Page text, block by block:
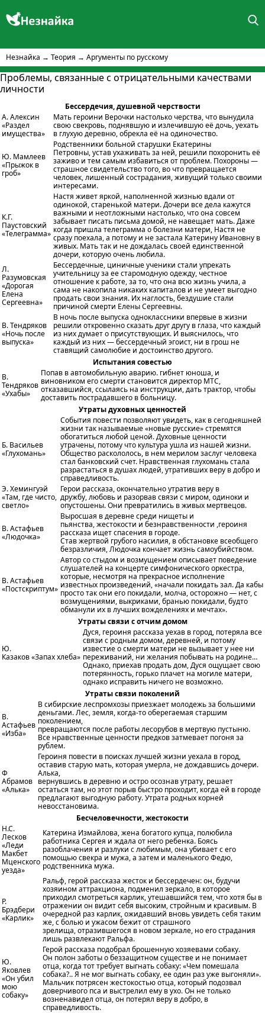
Незнайка → Теория → Аргументы по русскому
Проблемы, связанные с отрицательными качествами
личности
Бессердечия, душевной черствости
А. Алексин
«Раздел
имущества»
Мать героини Верочки настолько черства, что вынудила
свою свекровь, поднявшую и излечившую её дочь, уехать
в глухую деревню, обрекла её на одиночество.
Ю. Мамлеев
«Прыжок в
гроб»
Родственники больной старушки Екатерины
Петровны, устав ухаживать за ней, решили похоронить её
заживо и тем самым избавиться от проблем. Похороны —
страшное свидетельство того, во что превращается
человек, лишенный сострадания, живущий только своими
интересами.
К.Г.
Паустовский
«Телеграмма»
Настя живет яркой, наполненной жизнью вдали от
одинокой, старенькой матери. Дочери все дела кажутся
важными и неотложными настолько, что она совсем
забывает писать письма домой, не навещает мать. Даже
когда пришла телеграмма о болезни матери, Настя не
сразу поехала, а потому и не застала Катерину Ивановну в
живых. Мать так и не дождалась своей единственной
дочери, которую очень любила.
Л.
Разумовская
«Дорогая
Елена
Сергеевна»
Бессердечные, циничные ученики стали упрекать
учительницу за ее старомодную одежду, честное
отношение к работе, за то, что она всю жизнь учила, а
сама не накопила никаких капиталов и не умеет выгодно
продать свои знания. Их наглость, бездушие стали
причиной смерти Елены Сергеевны.
В. Тендряков
«Ночь после
выпуска»
В ночь после выпуска одноклассники впервые в жизни
решили откровенно сказать друг другу в глаза, что каждый
из них думает о присутствующих. И выяснилось, что
каждый из них — бессердечный эгоист, ни в грош не
ставящий самолюбие и достоинство другого.
Испытания совестью
В.
Тендряков
«Ухабы»
Попав в автомобильную аварию. гибнет юноша, и
виновником его смерти становится директор МТС,
отказавшийся, ссылаясь на инструкции, дать трактор, чтобы
доставить пострадавшего в больницу.
Утраты духовных ценностей
Б. Васильев
«Глухомань»
События повести позволяют увидеть, как в сегодняшней
жизни так называемые «новые русские» стремятся
обогатиться любой ценой. Духовные ценности
утрачены, потому что культура ушла из нашей жизни.
Общество раскололось, в нем мерилом заслуг человека
стал банковский счет. Нравственная глухомань стала
разрастаться в душах людей, утративших веру в добро и
справедливость.
Э. Хемингуэй
«Там, где чисто,
светло»
Герои рассказа, окончательно утратив веру в
дружбу, любовь и разорвав связи с миром, одиноки и
опустошены. Они превратились в живых мертвецов.
В. Астафьев
«Людочка»
Выросшая в деревне среди нищеты и
пьянства, жестокости и безнравственности ,героиня
рассказа ищет спасения в городе.
Став жертвой грубого насилия, в обстановке всеобщего
безразличия, Людочка кончает жизнь самоубийством.
В. Астафьев
«Постскриптум»
Автор со стыдом и возмущением описывает поведение
слушателей на концерте симфонического оркестра,
которые, несмотря на прекрасное исполнение
известных произведений, «начали покидать зал. Да кабы
просто так они его покидали, молча, осторожно — нет, с
возмущениями, выкриками, бранью покидали, будто
обманули их в лучших вожделениях и мечтах».
Утраты связи с отчим домом
Ю.
Казаков «Запах хлеба»
Дуся, героиня рассказа уехав в город, потеряла все
связи с родным домом, деревней, и потому
известие о смерти матери не вызывает у нее ни
переживаний, ни желания побывать на родине…
Однако, приехав продать дом, Дуся ощущает свою
потерянность, горько плачет на могиле матери,
однако исправить ничего не возможно.
Утраты связи поколений
В.
Астафьев
«Изба»
В сибирские леспромхозы приезжает молодежь за большими
деньгами. Лес, земля, когда-то оберегаемая старшим
поколением,
превращаются после работы лесорубов в мертвую пустыню.
Все нравственные ценности предков затмевает погоня за
рублем.
Ф
Абрамов
«Алька»
Героиня повести в поисках лучшей жизни уехала в город,
оставив старую мать, которая умерла, не дождавшись дочери.
Алька,
вернувшись в деревню и остро осознав утрату, решает
остаться там, но этот порыв быстро проходит, когда ей в городе
предлагают выгодную работу. Утрата родных корней
невосстановима.
Бесчеловечности, жестокости
Н.С.
Лесков
«Леди
Макбет
Мценского
уезда»
Катерина Измайлова, жена богатого купца, полюбила
работника Сергея и ждала от него ребенка. Боясь
разоблачения и разлуки с любимым, она убивает с его
помощью свекра и мужа, а затем и маленького Федю,
родственника мужа.
Р.
Брэдбери
«Карлик»
Ральф, герой рассказа жесток и бессердечен: он, будучи
хозяином аттракциона, подменил зеркало, в которое
приходил смотреться карлик, утешавшийся тем, что хотя бы в
отражении он видит себя высоким, стройным и красивым. В
очередной раз карлик, ожидавший вновь увидеть себя таким
же, с болью и ужасом бежит от страшного
зрелища, отразившегося в новом зеркале, но его страдания
лишь развлекают Ральфа.
Ю.
Яковлев
«Он убил
мою
собаку»
Герой рассказа подобрал брошенную хозяевами собаку.
Он полон заботы о беззащитном существе и не понимает
отца, когда тот требует выгнать собаку: «Чем помешала
собака?.. Я не мог выгнать собаку, ее один раз уже выгоняли».
Мальчик потрясен жестокостью отца, который подозвал
доверчивого пса и выстрелил ему в ухо. Он не только
возненавидел отца, он потерял веру в добро, в
справедливость.